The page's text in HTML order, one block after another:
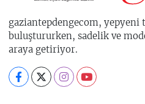
gaziantepdengecom, yepyeni
buluştururken, sadelik ve
araya getiriyor.